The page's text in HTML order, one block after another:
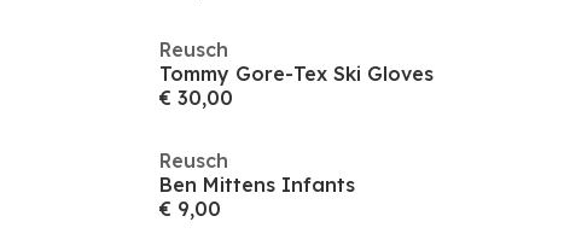
Reusch
Tommy Gore-Tex Ski Gloves
€ 30,00
Reusch
Ben Mittens Infants
€ 9,00